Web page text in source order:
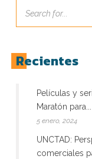
Recientes
Películas y
Maratón para...
5 enero, 2024
UNCTAD:
comerciales